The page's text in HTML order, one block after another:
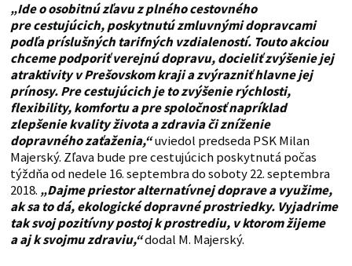
„Ide o osobitnú zľavu z plného cestovného
pre cestujúcich, poskytnutú zmluvnými dopravcami
podľa príslušných tarifných vzdialeností. Touto akciou
chceme podporiť verejnú dopravu, docieliť zvýšenie jej
atraktivity v Prešovskom kraji a zvýrazniť hlavne jej
prínosy. Pre cestujúcich je to zvýšenie rýchlosti,
flexibility, komfortu a pre spoločnosť napríklad
zlepšenie kvality života a zdravia či zníženie
dopravného zaťaženia,“uviedol predseda PSK Milan
Majerský. Zľava bude pre cestujúcich poskytnutá počas
týždňa od nedele 16. septembra do soboty 22. septembra
2018. „Dajme priestor alternatívnej doprave a využime,
ak sa to dá, ekologické dopravné prostriedky. Vyjadrime
tak svoj pozitívny postoj k prostrediu, v ktorom žijeme
a aj k svojmu zdraviu,“dodal M. Majerský.